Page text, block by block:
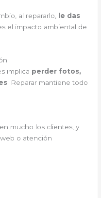
al repararlo, le das
el impacto ambiental de
implica perder fotos,
. Reparar mantiene todo
mucho los clientes, y
o atención